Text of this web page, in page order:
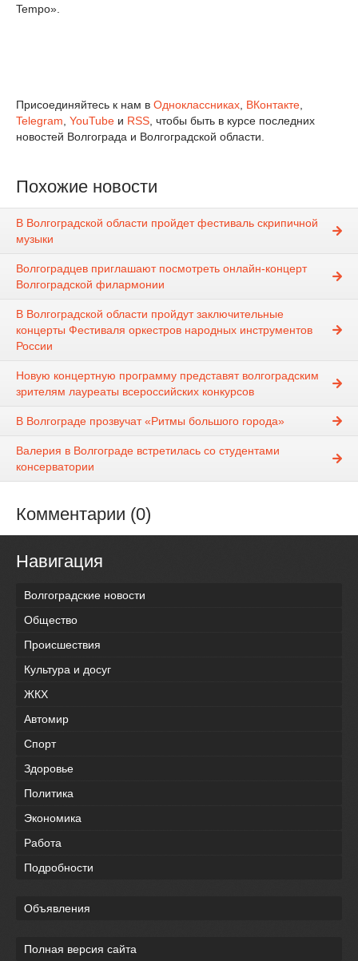
Tempo».
Присоединяйтесь к нам в Одноклассниках ВКонтакте
Telegram YouTube и RSS , чтобы быть в курсе последних
новостей Волгограда и Волгоградской области.
Похожие новости
В Волгоградской области пройдет фестиваль скрипичной
музыки
Волгоградцев приглашают посмотреть онлайн-концерт
Волгоградской филармонии
В Волгоградской области пройдут заключительные
концерты Фестиваля оркестров народных инструментов
России
Новую концертную программу представят волгоградским
зрителям лауреаты всероссийских конкурсов
В Волгограде прозвучат «Ритмы большого города»
Валерия в Волгограде встретилась со студентами
консерватории
Комментарии (0)
Навигация
Волгоградские новости
Общество
Происшествия
Культура и досуг
ЖКХ
Автомир
Спорт
Здоровье
Политика
Экономика
Работа
Подробности
Объявления
Полная версия сайта